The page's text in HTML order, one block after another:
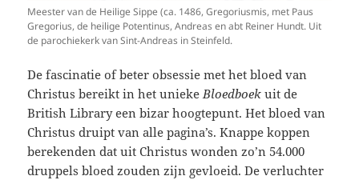
Meester van de Heilige Sippe (ca. 1486, Gregoriusmis, met Paus
Gregorius, de heilige Potentinus, Andreas en abt Reiner Hundt. Uit
de parochiekerk van Sint-Andreas in Steinfeld.
De fascinatie of beter obsessie met het bloed van
Christus bereikt in het uniekeBloedboek uit de
British Library een bizar hoogtepunt. Het bloed van
Christus druipt van alle pagina’s. Knappe koppen
berekenden dat uit Christus wonden zo’n 54.000
druppels bloed zouden zijn gevloeid. De verluchter